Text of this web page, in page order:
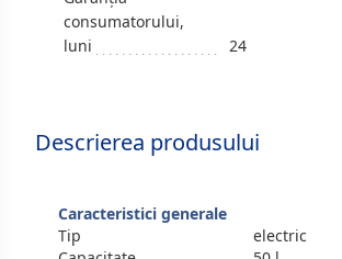
consumatorului,
luni
24
Descrierea produsului
Caracteristici generale
Tip
electric